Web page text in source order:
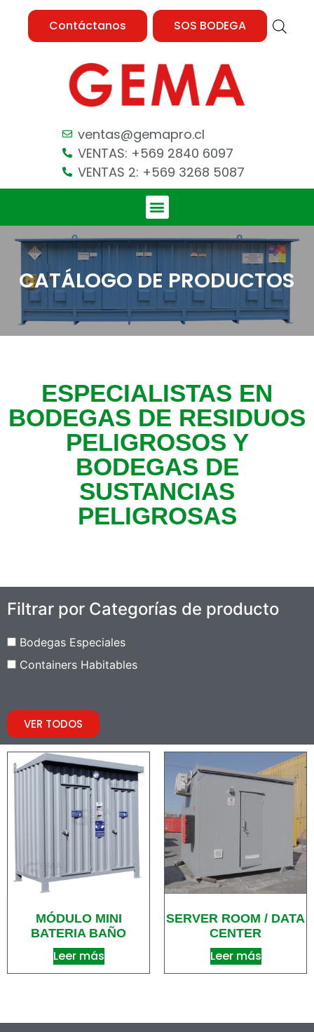
Contáctanos SOS BODEGA
ventas@gemapro.cl
VENTAS: +569 2840 6097
VENTAS 2: +569 3268 5087
CATÁLOGO DE PRODUCTOS
ESPECIALISTAS EN
BODEGAS DE RESIDUOS
PELIGROSOS Y
BODEGAS DE
SUSTANCIAS
PELIGROSAS
Filtrar por Categorías de producto
Bodegas Especiales
Containers Habitables
VER TODOS
MÓDULO MINI
BATERIA BAÑO
Leer más
SERVER ROOM / DATA
CENTER
Leer más